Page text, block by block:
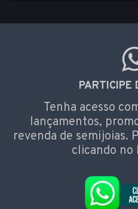
PARTICIPE
Tenha acesso
lançamentos,
revenda de semijoias.
clicando no